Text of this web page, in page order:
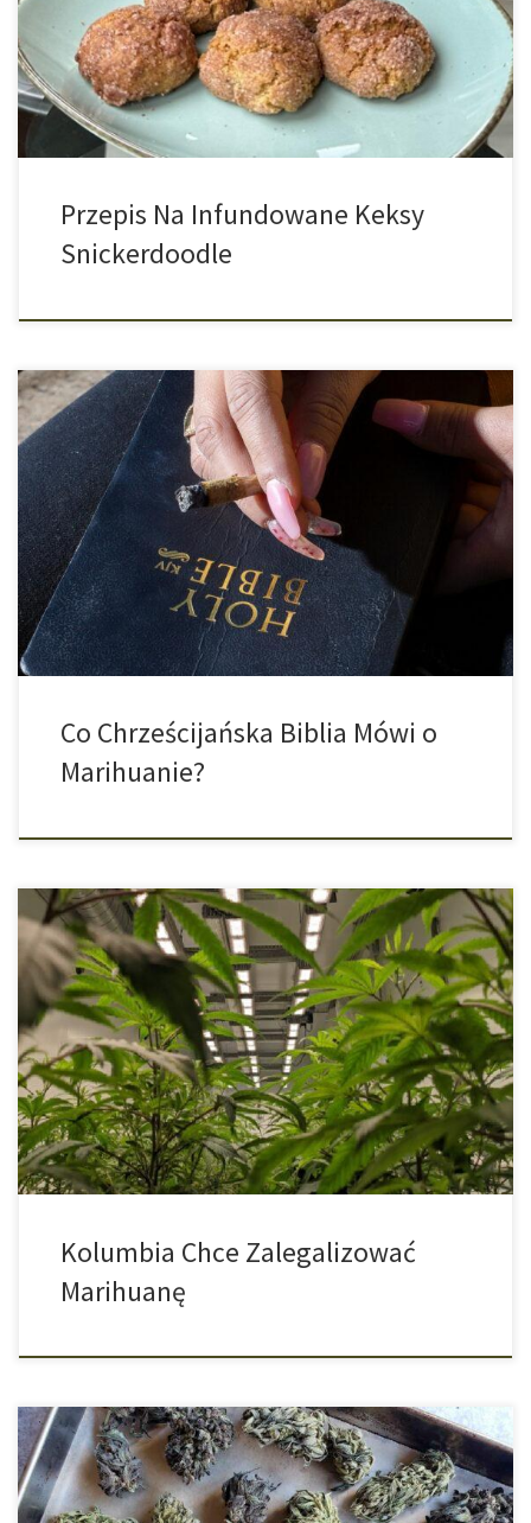
lub miękkie, w zależności od użytych składników. My jednak
stworzyliśmy własną wersję tej słodkiej przekąski, używając w
przepisie masła konopnego. Z przepisu powstanie około 30 […]
Przepis Na Infundowane Keksy
Snickerdoodle
Obecność wzmianek w Biblii o marihuanie raczej nie jest faktem,
o którym usłyszymy podczas niedzielnego nabożeństwa.
Współczesna chrześcijańska instytucja marszczy brwi na temat
konopi i raczej niechętnie chce słyszeć czy mówić o tej roślinie,
bo w końcu to narkotyk, jednak, czy zawsze tak było? Wiele
starożytnych kultur na całym świecie […]
Co Chrześcijańska Biblia Mówi o
Marihuanie?
Tym samym Kolumbia jest drugim krajem w Ameryce Południowej,
który chce zalegalizować marihuanę. Podczas gdy w Niemczech
proces legalizacji jest opóźniony, na innym kontynencie dzieje się
znacznie więcej i szybciej. Kolumbia, jako drugi kraj Ameryki
Południowej (Urugwaj był pierwszym) planuje zalegalizować
marihuanę do celów rekreacyjnych. Tak wynika z raportu
magazynu […]
Kolumbia Chce Zalegalizować
Marihuanę
Jeśli to czytasz, to prawdopodobnie zamierzasz stworzyć